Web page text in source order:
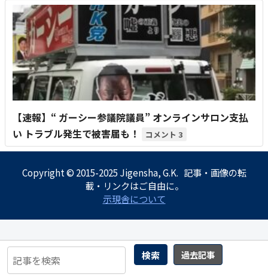
検索 過去記事
【速報】“ ガーシー参議院議員” オンラインサロン支払
い トラブル発生で被害届も！
3
Copyright © 2015-2025 Jigensha, G.K. 記事・画像の転
載・リンクはご自由に。
示現舎について